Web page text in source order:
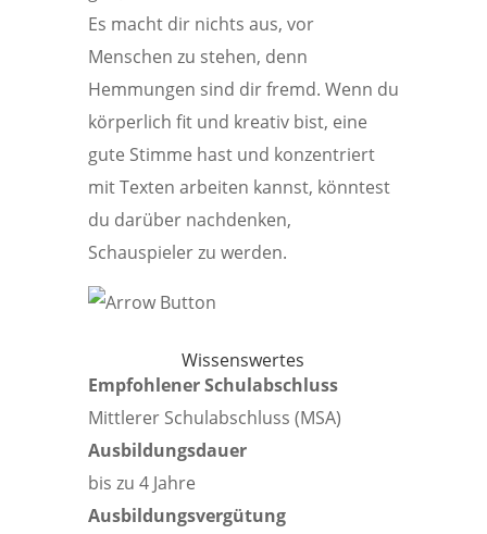
Es macht dir nichts aus, vor
Menschen zu stehen, denn
Hemmungen sind dir fremd. Wenn du
körperlich fit und kreativ bist, eine
gute Stimme hast und konzentriert
mit Texten arbeiten kannst, könntest
du darüber nachdenken,
Schauspieler zu werden.
Wissenswertes
Empfohlener Schulabschluss
Mittlerer Schulabschluss (MSA)
Ausbildungsdauer
bis zu 4 Jahre
Ausbildungsvergütung